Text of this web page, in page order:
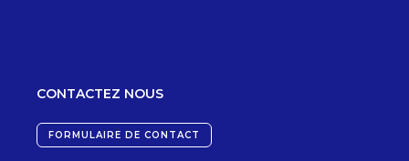
CONTACTEZ NOUS
FORMULAIRE DE CONTACT